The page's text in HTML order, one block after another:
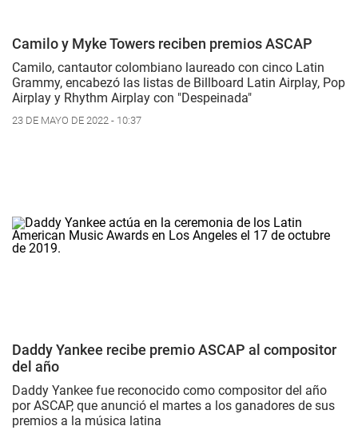
Camilo y Myke Towers reciben premios ASCAP
Camilo, cantautor colombiano laureado con cinco Latin
Grammy, encabezó las listas de Billboard Latin Airplay, Pop
Airplay y Rhythm Airplay con "Despeinada"
23 DE MAYO DE 2022 - 10:37
Daddy Yankee recibe premio ASCAP al compositor
del año
Daddy Yankee fue reconocido como compositor del año
por ASCAP, que anunció el martes a los ganadores de sus
premios a la música latina